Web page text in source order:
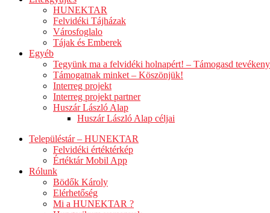
HUNEKTAR
Felvidéki Tájházak
Városfoglalo
Tájak és Emberek
Egyéb
Tegyünk ma a felvidéki holnapért! – Támogasd
Támogatnak minket – Köszönjük!
Interreg projekt
Interreg projekt partner
Huszár László Alap
Huszár László Alap céljai
Településtár – HUNEKTAR
Felvidéki értéktérkép
Értéktár Mobil App
Rólunk
Bödők Károly
Elérhetőség
Mi a HUNEKTAR ?